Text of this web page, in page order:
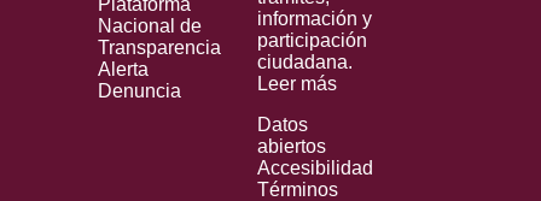
Plataforma
Nacional de
Transparencia
Alerta
Denuncia
información y
participación
ciudadana.
Leer más
Datos
abiertos
Accesibilidad
Términos